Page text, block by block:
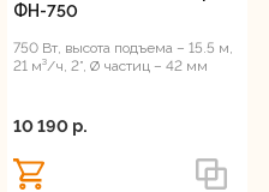
ФН-750
750 Вт, высота подъема – 15.5 м,
21 м³/ч, 2”, Ø частиц – 42 мм
10 190 p.